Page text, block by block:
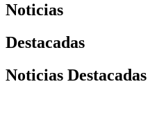
Noticias
Destacadas
Noticias Destacadas